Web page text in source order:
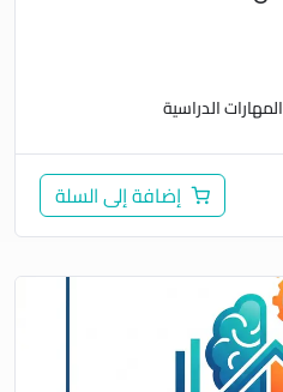
المهارات الدراسية
إضافة إلى السلة